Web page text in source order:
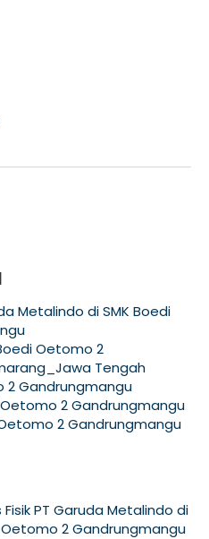
Metalindo di SMK Boedi
Oetomo 2
Tengah
2 Gandrungmangu
2 Gandrungmangu
2 Gandrungmangu
Fisik PT Garuda Metalindo di
Oetomo 2 Gandrungmangu